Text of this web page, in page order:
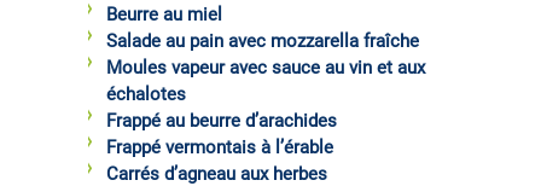
Beurre au miel
Salade au pain avec mozzarella fraîche
Moules vapeur avec sauce au vin et aux
échalotes
Frappé au beurre d’arachides
Frappé vermontais à l’érable
Carrés d’agneau aux herbes